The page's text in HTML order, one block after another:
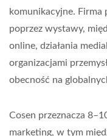
komunikacyjne. Firma
poprzez wystawy,
online, działania
organizacjami
obecność na
Cosen przeznacza
marketing, w tym